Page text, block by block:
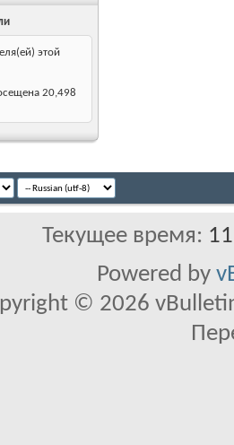
этой
20,498
Текущее время:
Powered by
© 2026